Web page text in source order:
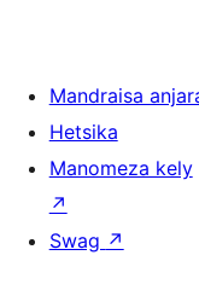
Mandraisa
Hetsika
Manomeza kely
↗
Swag ↗